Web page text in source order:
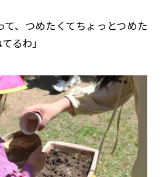
て、つめたくてちょっとつめた
るわ」